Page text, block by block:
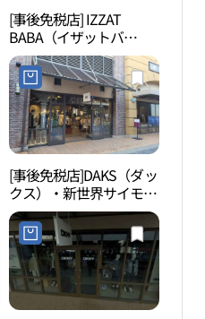
[事後免税店] IZZAT
BABA（イザットバ
バ）・新世界サイモンプ
レミアムアウトレットプ
サン（釜山）店(아이잗
바바 신세계사이먼프리
미엄아울렛 부산점)
[事後免税店]DAKS（ダッ
クス）・新世界サイモン
プレミアムアウトレット
プサン（釜山）店(닥스
신세계사이먼프리미엄아
울렛 부산점)